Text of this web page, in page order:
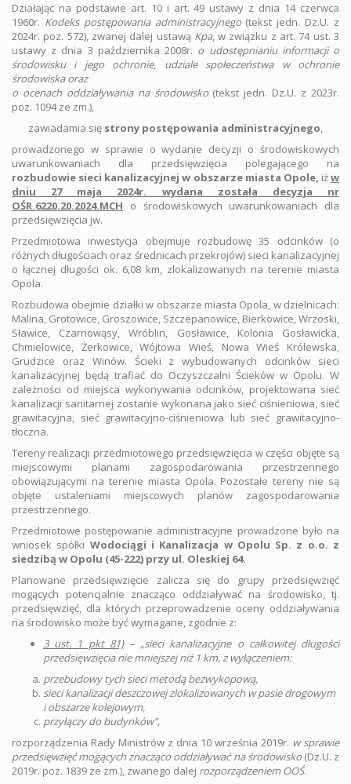
Działając na podstawie art. 10 i art. 49 ustawy z dnia 14 czerwca
1960r. Kodeks postępowania administracyjnego(tekst jedn. Dz.U. z
2024r. poz. 572), zwanej dalej ustawą Kpa, w związku z art. 74 ust. 3
ustawy z dnia 3 października 2008r. o udostępnianiu informacji o
środowisku i jego ochronie, udziale społeczeństwa w ochronie
środowiska oraz
o ocenach oddziaływania na środowisko(tekst jedn. Dz.U. z 2023r.
poz. 1094 ze zm.),
zawiadamia się strony postępowania administracyjnego,
prowadzonego w sprawie o wydanie decyzji o środowiskowych
uwarunkowaniach dla przedsięwzięcia polegającego na
rozbudowie sieci kanalizacyjnej w obszarze miasta Opole, iżw
dniu 27 maja 2024r. wydana została decyzja nr
OŚR.6220.20.2024.MCH o środowiskowych uwarunkowaniach dla
przedsięwzięcia jw.
Przedmiotowa inwestycja obejmuje rozbudowę 35 odcinków (o
różnych długościach oraz średnicach przekrojów) sieci kanalizacyjnej
o łącznej długości ok. 6,08 km, zlokalizowanych na terenie miasta
Opola.
Rozbudowa obejmie działki w obszarze miasta Opola, w dzielnicach:
Malina, Grotowice, Groszowice, Szczepanowice, Bierkowice, Wrzoski,
Sławice, Czarnowąsy, Wróblin, Gosławice, Kolonia Gosławicka,
Chmielowice, Żerkowice, Wójtowa Wieś, Nowa Wieś Królewska,
Grudzice oraz Winów. Ścieki z wybudowanych odcinków sieci
kanalizacyjnej będą trafiać do Oczyszczalni Ścieków w Opolu. W
zależności od miejsca wykonywania odcinków, projektowana sieć
kanalizacji sanitarnej zostanie wykonana jako sieć ciśnieniowa, sieć
grawitacyjna, sieć grawitacyjno-ciśnieniowa lub sieć grawitacyjno-
tłoczna.
Tereny realizacji przedmiotowego przedsięwzięcia w części objęte są
miejscowymi planami zagospodarowania przestrzennego
obowiązującymi na terenie miasta Opola. Pozostałe tereny nie są
objęte ustaleniami miejscowych planów zagospodarowania
przestrzennego.
Przedmiotowe postępowanie administracyjne prowadzone było na
wniosek spółki Wodociągi i Kanalizacja w Opolu Sp. z o.o. z
siedzibą w Opolu (45-222) przy ul. Oleskiej 64.
Planowane przedsięwzięcie zalicza się do grupy przedsięwzięć
mogących potencjalnie znacząco oddziaływać na środowisko, tj.
przedsięwzięć, dla których przeprowadzenie oceny oddziaływania
na środowisko może być wymagane, zgodnie z:
3 ust. 1 pkt 81)– „sieci kanalizacyjne o całkowitej długości
przedsięwzięcia nie mniejszej niż 1 km, z wyłączeniem:
przebudowy tych sieci metodą bezwykopową,
sieci kanalizacji deszczowej zlokalizowanych w pasie drogowym
i obszarze kolejowym,
przyłączy do budynków”,
rozporządzenia Rady Ministrów z dnia 10 września 2019r. w sprawie
przedsięwzięć mogących znacząco oddziaływać na środowisko(Dz.U. z
2019r. poz. 1839 ze zm.), zwanego dalej rozporządzeniem OOŚ.